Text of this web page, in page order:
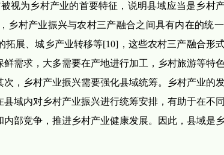
视为乡村产业的首要特征，说明县域应当是乡村
村产业振兴与农村三产融合之间具有内在的统一
展、城乡产业转移等[10]，这些农村三产融合形
需求，大多需要在产地进行加工，乡村旅游等特
，乡村产业振兴需要强化县域统筹。乡村产业的
域内对乡村产业振兴进行统筹安排，有助于在不同
部竞争，推进乡村产业健康发展。因此，县域是